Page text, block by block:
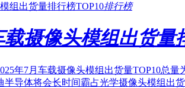
排行榜
载摄像头模组出货量
年7月车载摄像头模组出货量TOP10总
导体将会长时间霸占光学摄像头模组出货